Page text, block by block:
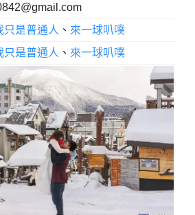
只是普通人 、 來一球叭噗
只是普通人 、 來一球叭噗